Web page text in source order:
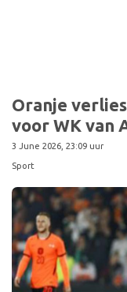
Oranje
voor WK van
3 June 2026, 23:09 uur
Sport